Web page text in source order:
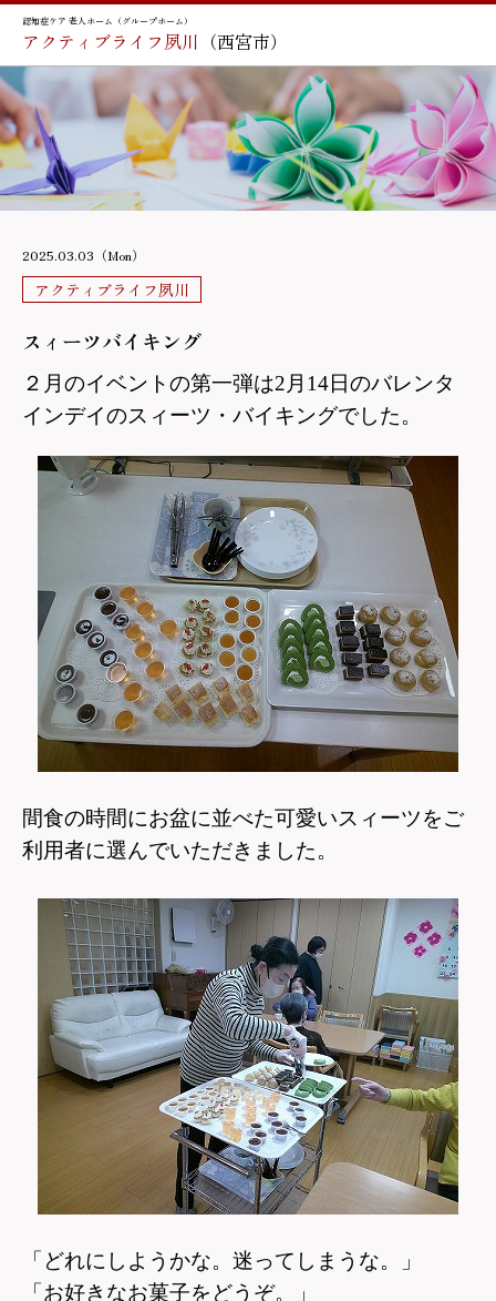
認知症ケア 老人ホーム（グループホーム）
アクティブライフ夙川 （西宮市）
2025.03.03（Mon）
アクティブライフ夙川
スィーツバイキング
２月のイベントの第一弾は2月14日のバレンタ
インデイのスィーツ・バイキングでした。
間食の時間にお盆に並べた可愛いスィーツをご
利用者に選んでいただきました。
「どれにしようかな。迷ってしまうな。」
「お好きなお菓子をどうぞ。」